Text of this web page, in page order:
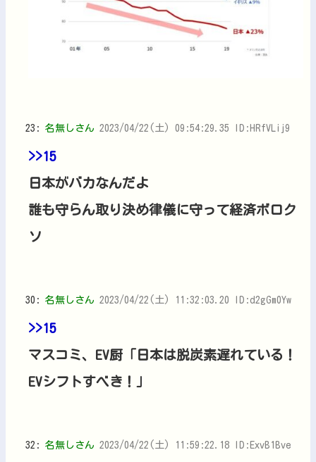
23: 名無しさん 2023/04/22(土) 09:54:29.35 ID:HRfVLij9
>>15
日本がバカなんだよ
誰も守らん取り決め律儀に守って経済ボロク
ソ
30: 名無しさん 2023/04/22(土) 11:32:03.20 ID:d2gGm0Yw
>>15
マスコミ、EV厨「日本は脱炭素遅れている！
EVシフトすべき！」
32: 名無しさん 2023/04/22(土) 11:59:22.18 ID:ExvB1Bve